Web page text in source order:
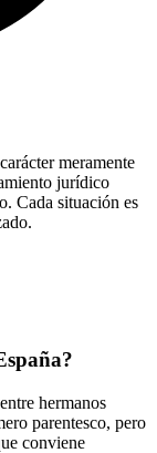
meramente
jurídico
Cada situación es
hermanos
parentesco, pero
conviene